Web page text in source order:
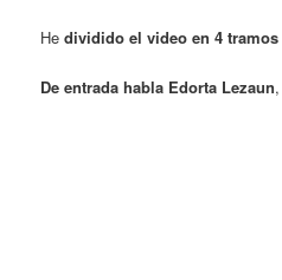
Hedividido el video en 4 tramos
De entrada habla Edorta Lezaun